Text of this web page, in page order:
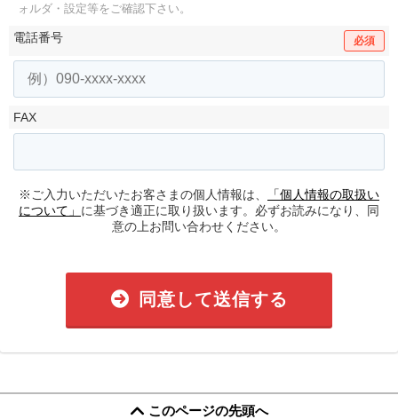
ォルダ・設定等をご確認下さい。
電話番号 必須
FAX
※ご入力いただいたお客さまの個人情報は、
「個人情報の取扱い
について」 に基づき適正に取り扱います。必ずお読みになり、同
意の上お問い合わせください。
同意して送信する
このページの先頭へ